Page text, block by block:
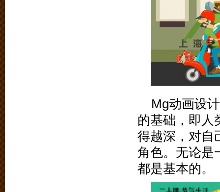
Mg动画设
的基础，即人
得越深，对自
角色。无论是
都是基本的。